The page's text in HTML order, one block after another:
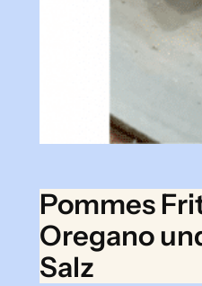
Pommes
Oregano
Salz